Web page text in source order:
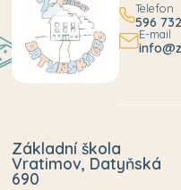
Telefon
596
E-mail
Základní škola
Vratimov, Datyňská
690